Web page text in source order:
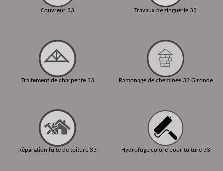
Couvreur 33
Traitement de charpente 33
Réparation fuite de toiture 33
Travaux de zinguerie 33
Ramonage de cheminée 33 Gironde
Hydrofuge colore pour toiture 33